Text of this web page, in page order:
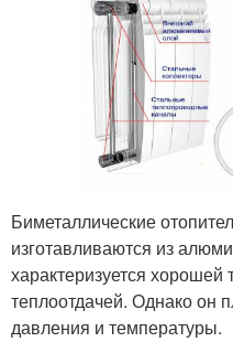
Биметаллические
изготавливаются из
характеризуется
теплоотдачей. Однако он
давления и температуры.